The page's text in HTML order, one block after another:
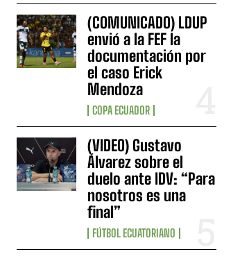
(COMUNICADO) LDUP
envió a la FEF la
documentación por
el caso Erick
Mendoza
COPA ECUADOR
(VIDEO) Gustavo
Álvarez sobre el
duelo ante IDV: “Para
nosotros es una
final”
FÚTBOL ECUATORIANO